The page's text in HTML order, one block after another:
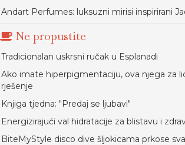
Andart Perfumes: luksuzni mirisi inspirirani
Ne propustite
Tradicionalan uskrsni ručak u Esplanadi
Ako imate hiperpigmentaciju, ova njega za
rješenje
Knjiga tjedna: "Predaj se ljubavi"
Energizirajući val hidratacije za blistavu i
BiteMyStyle disco dive šljokicama prkose